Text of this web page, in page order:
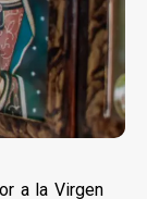
a la Virgen